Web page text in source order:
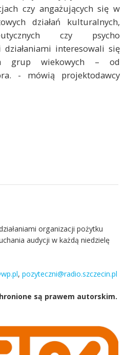
czy angażujących się w
działań kulturalnych,
czy psycho
działaniami interesowali się
grup wiekowych – od
- mówią projektodawcy
organizacji pożytku
audycji w każdą niedzielę
,pozyteczni@radio.szczecin.pl
są prawem autorskim.